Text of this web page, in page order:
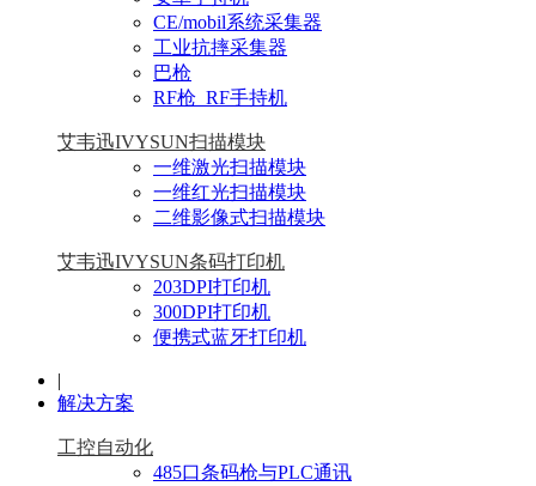
CE/mobil系统采集器
工业抗摔采集器
巴枪
RF枪_RF手持机
艾韦迅IVYSUN扫描模块
一维激光扫描模块
一维红光扫描模块
二维影像式扫描模块
艾韦迅IVYSUN条码打印机
203DPI打印机
300DPI打印机
便携式蓝牙打印机
|
解决方案
工控自动化
485口条码枪与PLC通讯